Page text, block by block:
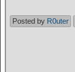
Posted by R0uter